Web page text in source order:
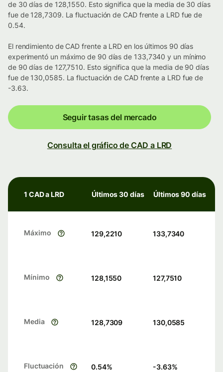
de 30 días de 128,1550. Esto significa que la media de 30 días
fue de 128,7309. La fluctuación de CAD frente a LRD fue de
0.54.
El rendimiento de CAD frente a LRD en los últimos 90 días
experimentó un máximo de 90 días de 133,7340 y un mínimo
de 90 días de 127,7510. Esto significa que la media de 90 días
fue de 130,0585. La fluctuación de CAD frente a LRD fue de
-3.63.
Seguir tasas del mercado
Consulta el gráfico de CAD a LRD
1 CAD a LRD Últimos 30 días Últimos 90 días
Máximo 129,2210 133,7340
Mínimo 128,1550 127,7510
Media 128,7309 130,0585
Fluctuación 0.54% -3.63%